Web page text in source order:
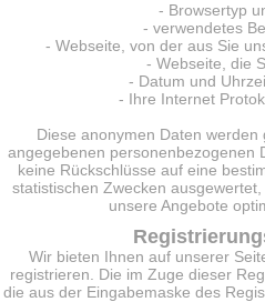
- Browsertyp
- verwendetes
- Webseite, von der aus Sie
- Webseite, die
- Datum und
- Ihre Internet
Diese anonymen Daten
angegebenen personenbezogenen
keine Rückschlüsse auf eine
statistischen Zwecken
unsere Angebote
Wir bieten Ihnen auf unserer
registrieren. Die im Zuge dieser
die aus der Eingabemaske des